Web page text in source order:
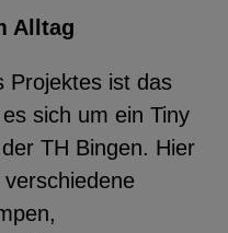
Alltag
Projektes ist das
sich um ein Tiny
TH Bingen. Hier